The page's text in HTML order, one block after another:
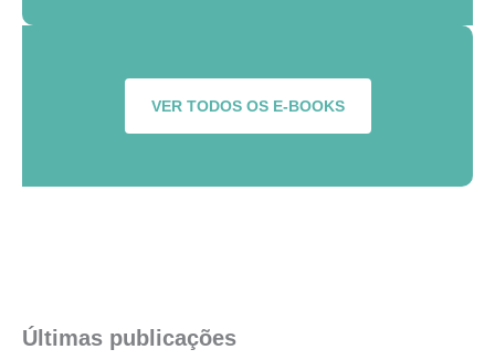
VER TODOS OS E-BOOKS
Últimas publicações